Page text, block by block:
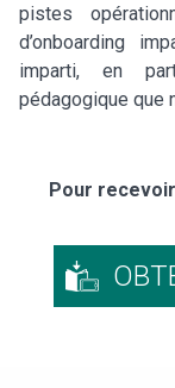
pistes
d’onboarding
imparti, en
pédagogique que
Pour